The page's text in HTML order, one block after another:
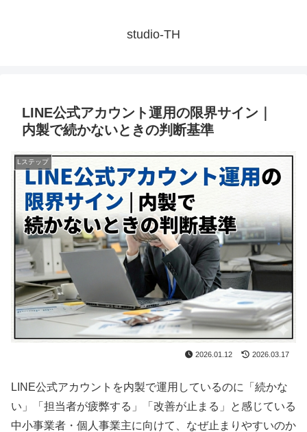
studio-TH
LINE公式アカウント運用の限界サイン｜
内製で続かないときの判断基準
Lステップ
2026.01.12 2026.03.17
LINE公式アカウントを内製で運用しているのに「続かな
い」「担当者が疲弊する」「改善が止まる」と感じている
中小事業者・個人事業主に向けて、なぜ止まりやすいのか